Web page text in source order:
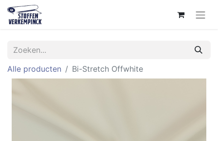
Alle producten Bi-Stretch Offwhite